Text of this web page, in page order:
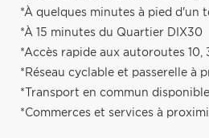
*À quelques minutes à pied d'un
*À 15 minutes du Quartier DIX30
*Accès rapide aux autoroutes 10,
*Réseau cyclable et passerelle à
*Transport en commun disponible
*Commerces et services à